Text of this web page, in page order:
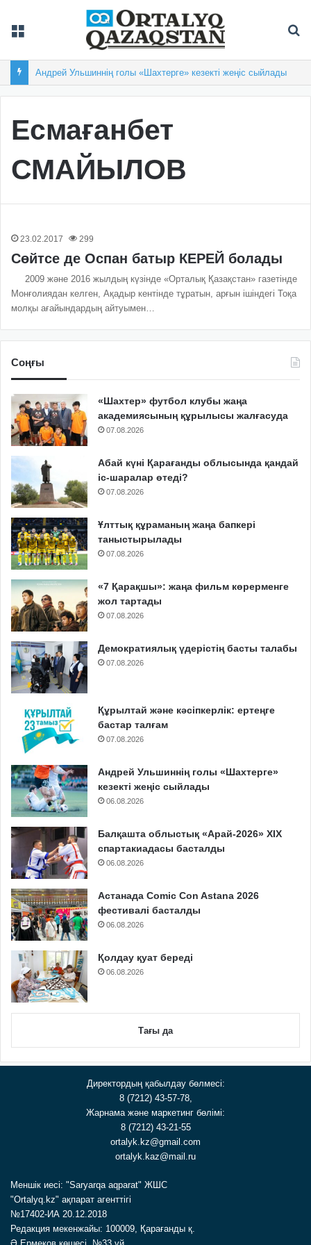
Андрей Ульшиннің голы «Шахтерге» кезекті жеңіс сыйлады
Есмағанбет
СМАЙЫЛОВ
23.02.2017 299
Сөйтсе де Оспан батыр КЕРЕЙ болады
2009 және 2016 жылдың күзінде «Орталық Қазақстан» газетінде
Монғолиядан келген, Ақадыр кентінде тұратын, арғын ішіндегі Тоқа
молқы ағайындардың айтуымен…
Соңғы
«Шахтер» футбол клубы жаңа
академиясының құрылысы жалғасуда
07.08.2026
Абай күні Қарағанды облысында қандай
іс-шаралар өтеді?
07.08.2026
Ұлттық құраманың жаңа бапкері
таныстырылады
07.08.2026
«7 Қарақшы»: жаңа фильм көрерменге
жол тартады
07.08.2026
Демократиялық үдерістің басты талабы
07.08.2026
Құрылтай және кәсіпкерлік: ертеңге
бастар талғам
07.08.2026
Андрей Ульшиннің голы «Шахтерге»
кезекті жеңіс сыйлады
06.08.2026
Балқашта облыстық «Арай-2026» XIX
спартакиадасы басталды
06.08.2026
Астанада Comic Con Astana 2026
фестивалі басталды
06.08.2026
Қолдау қуат береді
06.08.2026
Тағы да
Директордың қабылдау бөлмесі:
8 (7212) 43-57-78,
Жарнама және маркетинг бөлімі:
8 (7212) 43-21-55
ortalyk.kz@gmail.com
ortalyk.kaz@mail.ru
Меншік иесі: "Saryarqa aqparat" ЖШС
"Ortalyq.kz" ақпарат агенттігі
№17402-ИА 20.12.2018
Редакция мекенжайы: 100009, Қарағанды қ.